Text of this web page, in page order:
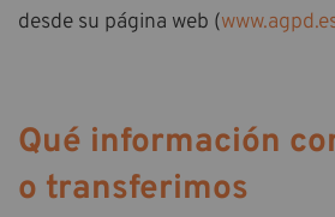
desde su página web (
Qué información
o transferimos